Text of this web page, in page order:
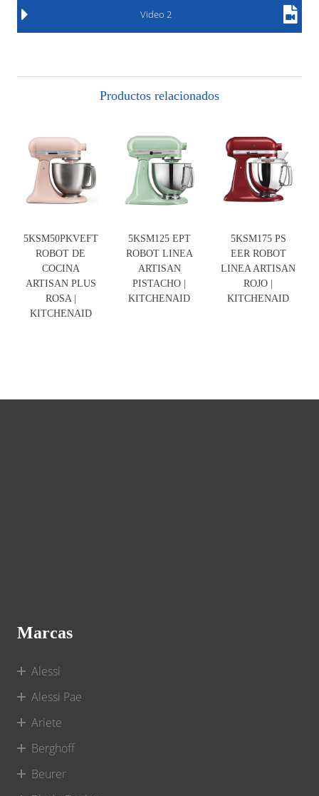
Video 2
Productos relacionados
5KSM50PKVEFT
ROBOT DE
COCINA
ARTISAN PLUS
ROSA |
KITCHENAID
5KSM125 EPT
ROBOT LINEA
ARTISAN
PISTACHO |
KITCHENAID
5KSM175 PS
EER ROBOT
LINEA ARTISAN
ROJO |
KITCHENAID
Marcas
Alessi
Alessi Pae
Ariete
Berghoff
Beurer